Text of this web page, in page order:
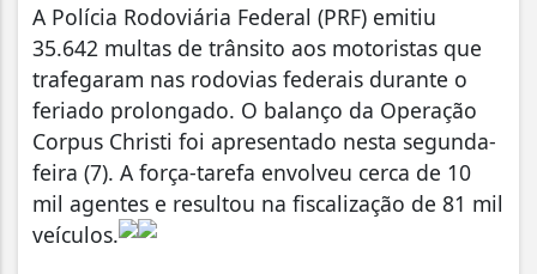
A Polícia Rodoviária Federal (PRF) emitiu
35.642 multas de trânsito aos motoristas que
trafegaram nas rodovias federais durante o
feriado prolongado. O balanço da Operação
Corpus Christi foi apresentado nesta segunda-
feira (7). A força-tarefa envolveu cerca de 10
mil agentes e resultou na fiscalização de 81 mil
veículos.